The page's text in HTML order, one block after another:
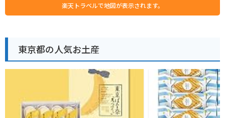
楽天トラベルで地図が表示されます。
東京都の人気お土産